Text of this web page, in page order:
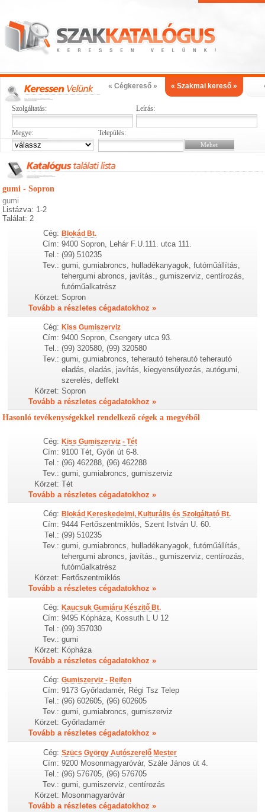
« Cégkereső » « Szakmai kereső »
Szolgáltatás: Leírás:
Megye: Település:
gumi - Sopron
gumi
Listázva: 1-2
Találat: 2
Cég: Blokád Bt.
Cím: 9400 Sopron, Lehár F.U.111. utca 111.
Tel.: (99) 510235
Tev.: gumi, gumiabroncs, hulladékanyagok, futóműállítás,
tehergumi abroncs, javítás., gumiszerviz, centírozás,
futóműalkatrész
Körzet: Sopron
Tovább a részletes cégadatokhoz »
Cég: Kiss Gumiszerviz
Cím: 9400 Sopron, Csengery utca 93.
Tel.: (99) 320580, (99) 320580
Tev.: gumi, gumiabroncs, teherautó teherautó teherautó
eladás, eladás, javítás, kiegyensúlyozás, autógumi,
szerelés, deffekt
Körzet: Sopron
Tovább a részletes cégadatokhoz »
Hasonló tevékenységekkel rendelkező cégek a megyéből
Cég: Kiss Gumiszerviz - Tét
Cím: 9100 Tét, Győri út 6-8.
Tel.: (96) 462288, (96) 462288
Tev.: gumi, gumiabroncs, gumiszerviz
Körzet: Tét
Tovább a részletes cégadatokhoz »
Cég: Blokád Kereskedelmi, Kulturális és Szolgáltató Bt.
Cím: 9444 Fertőszentmiklós, Szent István U. 60.
Tel.: (99) 510235
Tev.: gumi, gumiabroncs, hulladékanyagok, futóműállítás,
tehergumi abroncs, javítás., gumiszerviz, centírozás,
futóműalkatrész
Körzet: Fertőszentmiklós
Tovább a részletes cégadatokhoz »
Cég: Kaucsuk Gumiáru Készitő Bt.
Cím: 9495 Kópháza, Kossuth L U 12
Tel.: (99) 357030
Tev.: gumi
Körzet: Kópháza
Tovább a részletes cégadatokhoz »
Cég: Gumiszerviz - Reifen
Cím: 9173 Győrladamér, Régi Tsz Telep
Tel.: (96) 602605, (96) 602605
Tev.: gumi, gumiabroncs, gumiszerviz
Körzet: Győrladamér
Tovább a részletes cégadatokhoz »
Cég: Szücs György Autószerelő Mester
Cím: 9200 Mosonmagyaróvár, Szále János út 4.
Tel.: (96) 576705, (96) 576705
Tev.: gumi, gumiszerviz, centírozás
Körzet: Mosonmagyaróvár
Tovább a részletes cégadatokhoz »